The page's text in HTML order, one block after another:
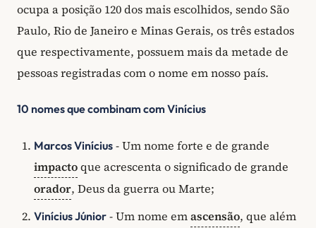
ocupa a posição 120 dos mais escolhidos, sendo São
Paulo, Rio de Janeiro e Minas Gerais, os três estados
que respectivamente, possuem mais da metade de
pessoas registradas com o nome em nosso país.
10 nomes que combinam com Vinícius
Marcos Vinícius - Um nome forte e de grande
impactoque acrescenta o significado de grande
orador, Deus da guerra ou Marte;
Vinícius Júnior - Um nome emascensão, que além